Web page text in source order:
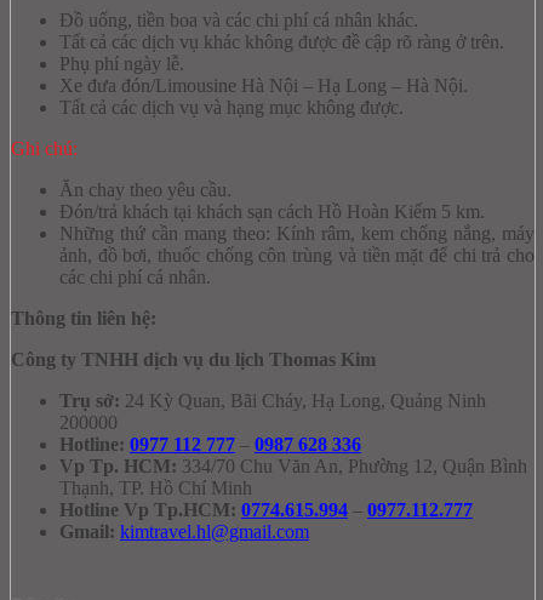
Đồ uống, tiền boa và các chi phí cá nhân khác.
Tất cả các dịch vụ khác không được đề cập rõ ràng ở trên.
Phụ phí ngày lễ.
Xe đưa đón/Limousine Hà Nội – Hạ Long – Hà Nội.
Tất cả các dịch vụ và hạng mục không được.
Ghi chú:
Ăn chay theo yêu cầu.
Đón/trả khách tại khách sạn cách Hồ Hoàn Kiếm 5 km.
Những thứ cần mang theo: Kính râm, kem chống nắng, máy
ảnh, đồ bơi, thuốc chống côn trùng và tiền mặt để chi trả cho
các chi phí cá nhân.
Thông tin liên hệ:
Công ty TNHH dịch vụ du lịch Thomas Kim
Trụ sở: 24 Kỳ Quan, Bãi Cháy, Hạ Long, Quảng Ninh
200000
Hotline: 0977 112 777 – 0987 628 336
Vp Tp. HCM: 334/70 Chu Văn An, Phường 12, Quận Bình
Thạnh, TP. Hồ Chí Minh
Hotline Vp Tp.HCM: 0774.615.994 – 0977.112.777
Gmail: kimtravel.hl@gmail.com